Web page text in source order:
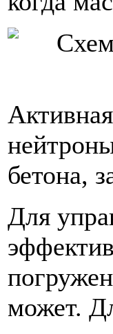
бетона,
Для
может.